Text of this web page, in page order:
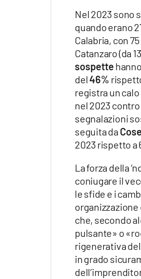
Nel 2023 sono
quando erano
Calabria, con
Catanzaro (da
sospette
del46%
registra un calo
nel 2023
segnalazioni
seguita da
2023 rispetto a
La forza della
coniugare il
le sfide e i
che, secondo
pulsante» o
rigenerativa
in grado